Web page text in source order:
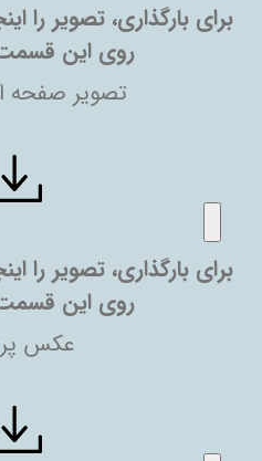
برای بارگذاری، تصویر را
روی این
تصویر صفحه
برای بارگذاری، تصویر را
روی این
عکس